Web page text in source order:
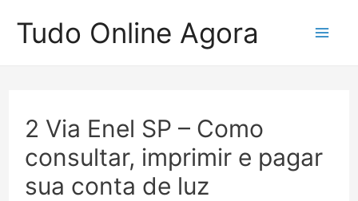
paraTudo Online Agora
2 Via Enel SP – Como
consultar, imprimir e pagar
sua conta de luz